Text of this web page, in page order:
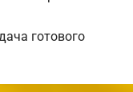
готового